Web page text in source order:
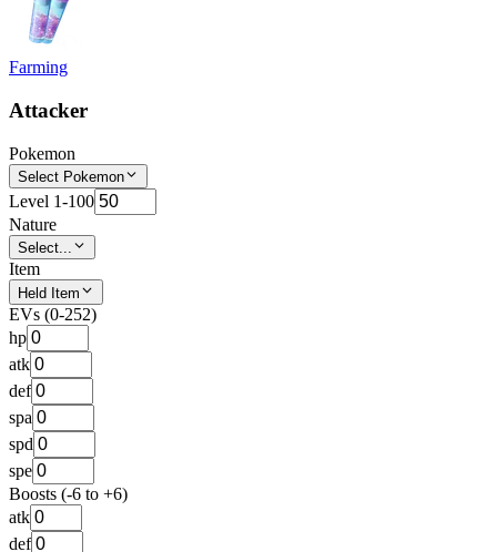
Farming
Attacker
Pokemon
Select Pokemon
Level 1-100
Nature
Select...
Item
Held Item
EVs (0-252)
hp
atk
def
spa
spd
spe
Boosts (-6 to +6)
atk
def